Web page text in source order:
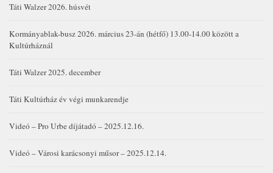
Táti Walzer 2026. húsvét
Kormányablak-busz 2026. március 23-án (hétfő) 13.00-14.00 között a
Kultúrháznál
Táti Walzer 2025. december
Táti Kultúrház év végi munkarendje
Videó – Pro Urbe díjátadó – 2025.12.16.
Videó – Városi karácsonyi műsor – 2025.12.14.